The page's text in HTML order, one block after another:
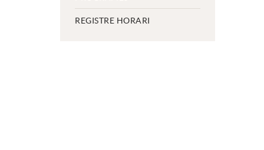
REGISTRE HORARI